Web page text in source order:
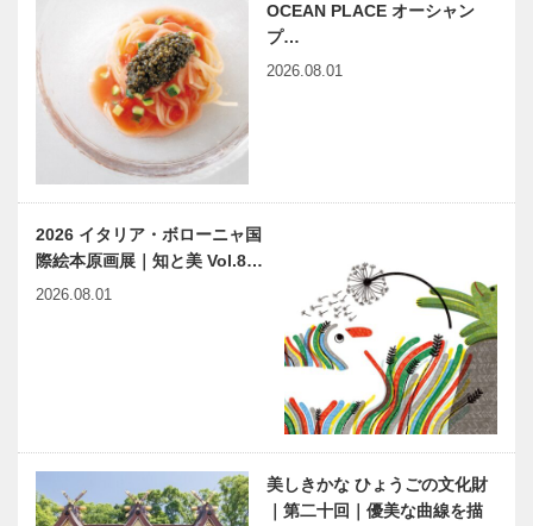
OCEAN PLACE オーシャン
プ…
2026.08.01
2026 イタリア・ボローニャ国
際絵本原画展｜知と美 Vol.8…
2026.08.01
美しきかな ひょうごの文化財
｜第二十回｜優美な曲線を描